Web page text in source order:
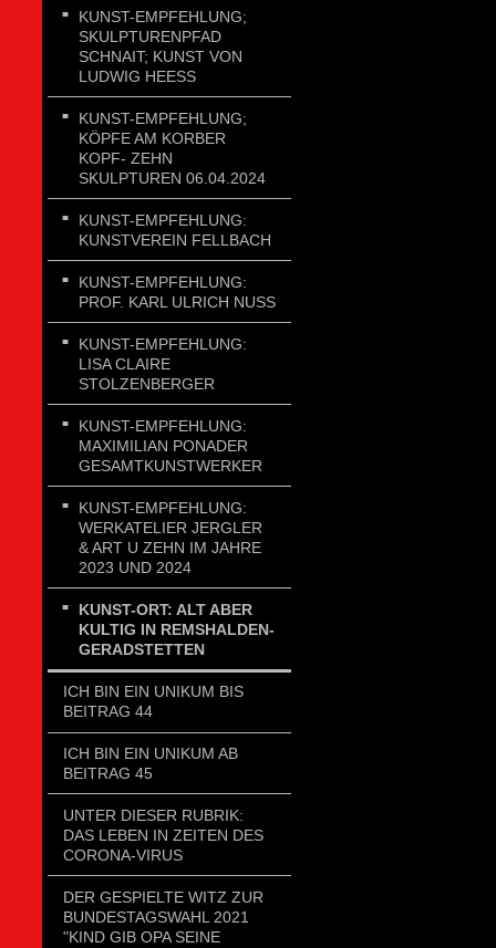
KUNST-EMPFEHLUNG;
SKULPTURENPFAD
SCHNAIT; KUNST VON
LUDWIG HEESS
KUNST-EMPFEHLUNG;
KÖPFE AM KORBER
KOPF- ZEHN
SKULPTUREN 06.04.2024
KUNST-EMPFEHLUNG:
KUNSTVEREIN FELLBACH
KUNST-EMPFEHLUNG:
PROF. KARL ULRICH NUSS
KUNST-EMPFEHLUNG:
LISA CLAIRE
STOLZENBERGER
KUNST-EMPFEHLUNG:
MAXIMILIAN PONADER
GESAMTKUNSTWERKER
KUNST-EMPFEHLUNG:
WERKATELIER JERGLER
& ART U ZEHN IM JAHRE
2023 UND 2024
KUNST-ORT: ALT ABER
KULTIG IN REMSHALDEN-
GERADSTETTEN
ICH BIN EIN UNIKUM BIS
BEITRAG 44
ICH BIN EIN UNIKUM AB
BEITRAG 45
UNTER DIESER RUBRIK:
DAS LEBEN IN ZEITEN DES
CORONA-VIRUS
DER GESPIELTE WITZ ZUR
BUNDESTAGSWAHL 2021
"KIND GIB OPA SEINE